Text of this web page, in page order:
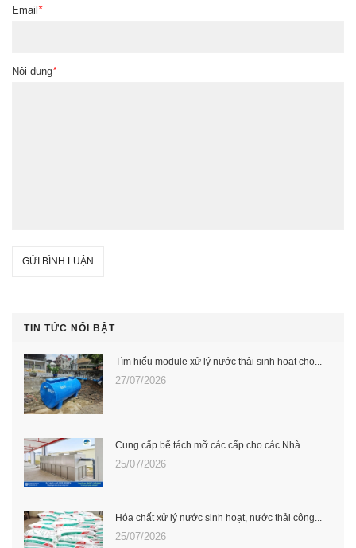
Email *
Nội dung*
GỬI BÌNH LUẬN
TIN TỨC NỔI BẬT
Tìm hiểu module xử lý nước thải sinh hoạt cho...
27/07/2026
Cung cấp bể tách mỡ các cấp cho các Nhà...
25/07/2026
Hóa chất xử lý nước sinh hoạt, nước thải công...
25/07/2026